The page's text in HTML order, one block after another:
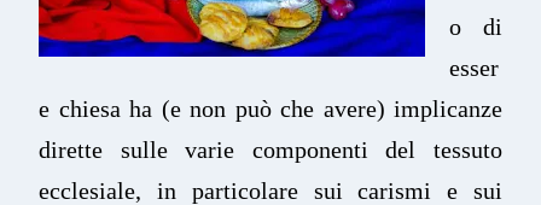
o di
esser
e chiesa ha (e non può che avere) implicanze
dirette sulle varie componenti del tessuto
ecclesiale, in particolare sui carismi e sui